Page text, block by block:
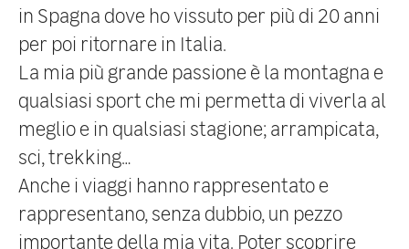
in Spagna dove ho vissuto per più di 20 anni
per poi ritornare in Italia.
La mia più grande passione è la montagna e
qualsiasi sport che mi permetta di viverla al
meglio e in qualsiasi stagione; arrampicata,
sci, trekking…
Anche i viaggi hanno rappresentato e
rappresentano, senza dubbio, un pezzo
importante della mia vita. Poter scoprire